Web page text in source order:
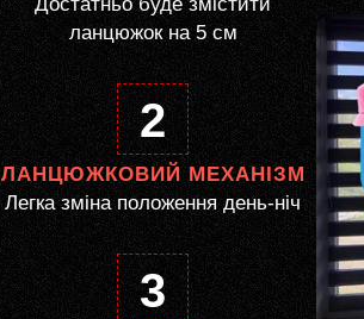
Достатньо буде змістити
ланцюжок на 5 см
2
ЛАНЦЮЖКОВИЙ МЕХАНІЗМ
Легка зміна положення день-ніч
3